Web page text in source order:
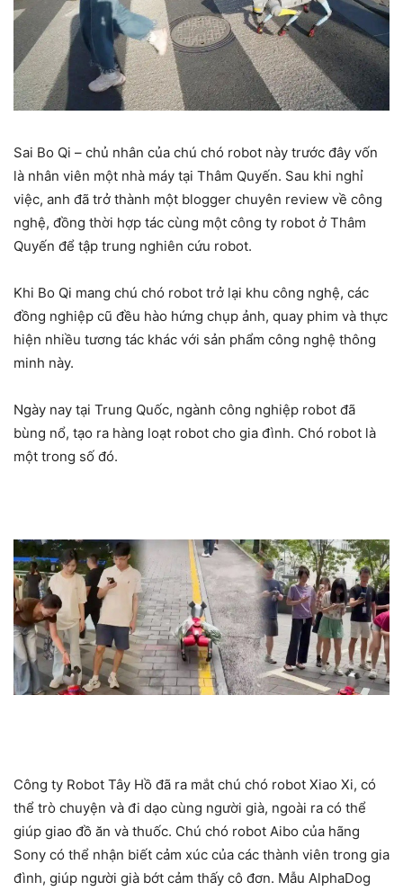
Sai Bo Qi – chủ nhân của chú chó robot này trước đây vốn
là nhân viên một nhà máy tại Thâm Quyến. Sau khi nghỉ
việc, anh đã trở thành một blogger chuyên review về công
nghệ, đồng thời hợp tác cùng một công ty robot ở Thâm
Quyến để tập trung nghiên cứu robot.
Khi Bo Qi mang chú chó robot trở lại khu công nghệ, các
đồng nghiệp cũ đều hào hứng chụp ảnh, quay phim và thực
hiện nhiều tương tác khác với sản phẩm công nghệ thông
minh này.
Ngày nay tại Trung Quốc, ngành công nghiệp robot đã
bùng nổ, tạo ra hàng loạt robot cho gia đình. Chó robot là
một trong số đó.
Công ty Robot Tây Hồ đã ra mắt chú chó robot Xiao Xi, có
thể trò chuyện và đi dạo cùng người già, ngoài ra có thể
giúp giao đồ ăn và thuốc. Chú chó robot Aibo của hãng
Sony có thể nhận biết cảm xúc của các thành viên trong gia
đình, giúp người già bớt cảm thấy cô đơn. Mẫu AlphaDog